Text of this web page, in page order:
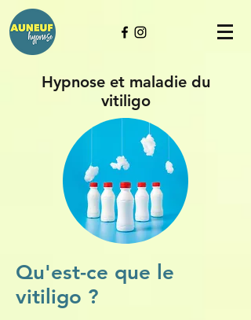
Hypnose et maladie du
vitiligo
Qu'est-ce que le
vitiligo ?